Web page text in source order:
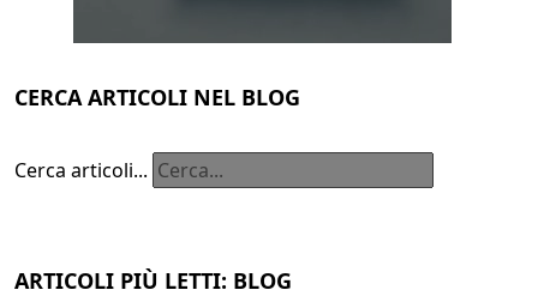
CERCA ARTICOLI NEL BLOG
Cerca articoli...
ARTICOLI PIÙ LETTI: BLOG